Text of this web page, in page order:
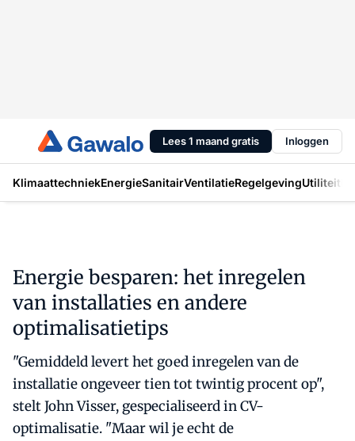
Lees 1 maand gratis Inloggen
KlimaattechniekEnergieSanitairVentilatieRegelgevingUtiliteit
Energie besparen: het inregelen
van installaties en andere
optimalisatietips
"Gemiddeld levert het goed inregelen van de
installatie ongeveer tien tot twintig procent op",
stelt John Visser, gespecialiseerd in CV-
optimalisatie. "Maar wil je echt de